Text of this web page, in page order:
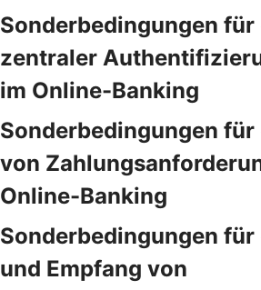
Sonderbedingungen
zentraler
im Online-Banking
Sonderbedingungen für
von
Online-Banking
Sonderbedingungen für
und Empfang von